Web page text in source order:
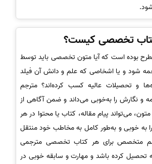
تخصصیکیست؟
بوده است که آیا متون تخصصی باید توسط
شود و یا اشخاصی که علم و دانش آن فیلد
و تحصیلات عالیه کسب کرده‌اند؟ مترجم
نگارش را به‌خوبی می‌داند و ضمن آگاهی از
می‌تواند پیام مقاله، کتاب یا محتوا در هر
به خوبی و به‌طور کامل به مخاطب خود منتقل
متخصص برای هر کتاب تخصصی مترجمی
کرده باشد و مهارت و سابقه خوبی در